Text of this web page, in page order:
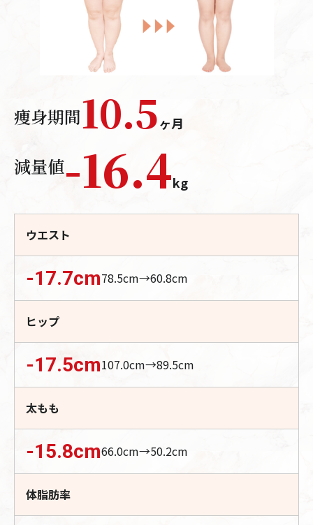
痩身期間10.5ヶ月
減量値-16.4kg
ウエスト
-17.7cm78.5cm→60.8cm
ヒップ
-17.5cm107.0cm→89.5cm
太もも
-15.8cm66.0cm→50.2cm
体脂肪率